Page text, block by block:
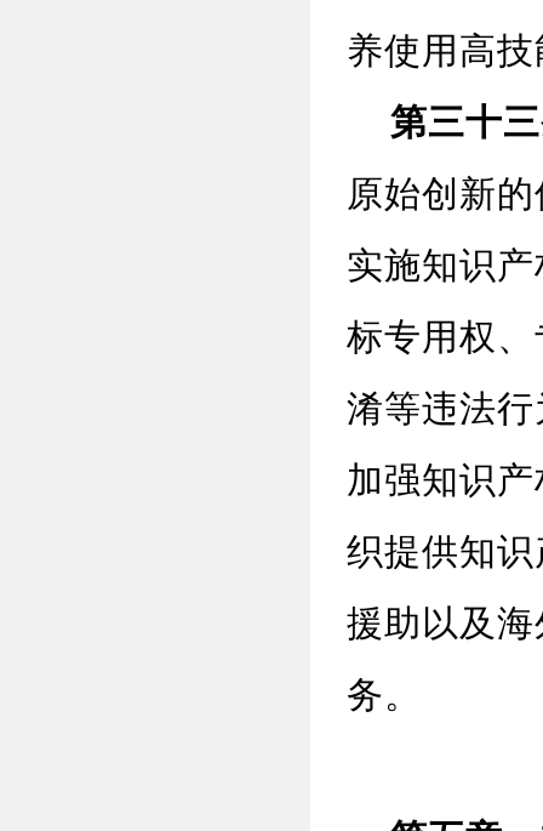
养使用高
第三十
原始创新
实施知识
标专用权
淆等违法行
加强知识
织提供知
援助以及
务。